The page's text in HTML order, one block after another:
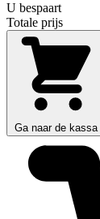
U bespaart
Totale prijs
Ga naar de kassa